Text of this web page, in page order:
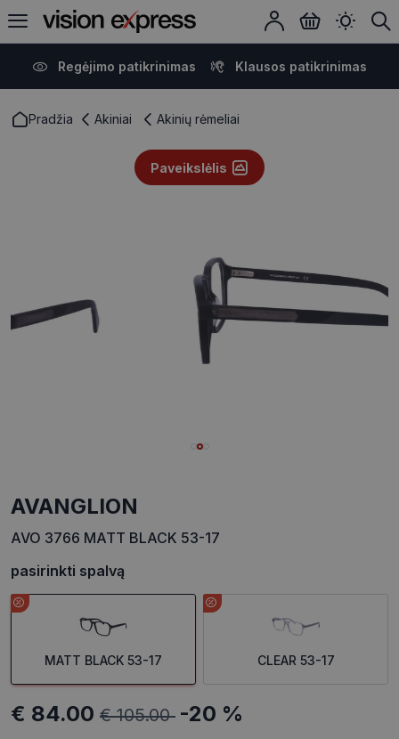
Regėjimo patikrinimas Klausos patikrinimas
Pradžia Akiniai Akinių rėmeliai
Paveikslėlis
AVANGLION
AVO 3766 MATT BLACK 53-17
pasirinkti spalvą
MATT BLACK 53-17 CLEAR 53-17
€ 84.00 € 105.00 -20 %